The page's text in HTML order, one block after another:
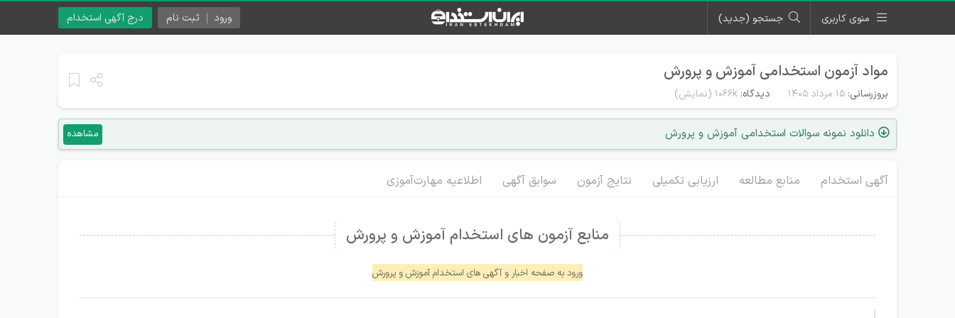
منوی کاربری جستجو (جدید) درج آگهی استخدام ورود ثبت نام
مواد آزمون‌ استخدامی آموزش و پرورش
بروزرسانی: ۱۵ مرداد ۱۴۰۵ دیدگاه: 1066k (نمایش)
دانلود نمونه سوالات استخدامی آموزش و پرورش مشاهده
آگهی استخدام منابع مطالعه ارزیابی تکمیلی نتایج آزمون سوابق آگهی اطلاعیه مهارت‌آموزی
منابع آزمون های استخدام آموزش و پرورش
ورود به صفحه اخبار و آگهی های استخدام آموزش و پرورش